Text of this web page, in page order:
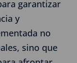
garantizar
y
no
sino que